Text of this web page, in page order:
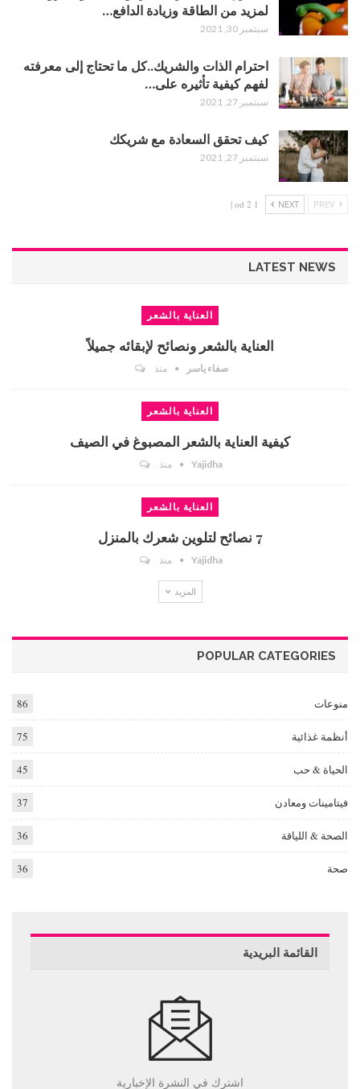
لمزيد من الطاقة وزيادة الدافع…
سبتمبر 30, 2021
احترام الذات والشريك..كل ما تحتاج إلى معرفته
لفهم كيفية تأثيره على…
سبتمبر 27, 2021
كيف تحقق السعادة مع شريكك
سبتمبر 27, 2021
NEXT
1 od 2 |
LATEST NEWS
العناية بالشعر
العناية بالشعر ونصائح لإبقائه جميلاً
صفاء ياسر منذ
العناية بالشعر
كيفية العناية بالشعر المصبوغ في الصيف
Yajidha منذ
العناية بالشعر
7 نصائح لتلوين شعرك بالمنزل
Yajidha منذ
المزيد
POPULAR CATEGORIES
منوعات 86
أنظمة غذائية 75
الحياة & حب 45
فيتامينات ومعادن 37
الصحة & اللياقة 36
صحة 36
القائمة البريدية
اشترك في النشرة الإخبارية